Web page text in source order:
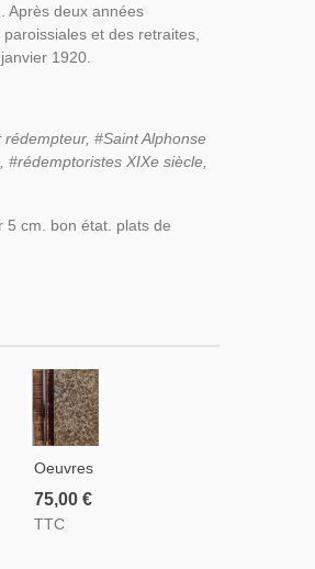
Après deux années
et des retraites,
1920.
#Saint Alphonse
XIXe siècle,
5 cm. bon état. plats de
Oeuvres
Très
Complètes
75,00 €
TTC